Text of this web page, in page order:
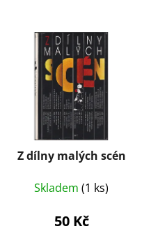
Z dílny malých scén
Skladem (1 ks)
50 Kč